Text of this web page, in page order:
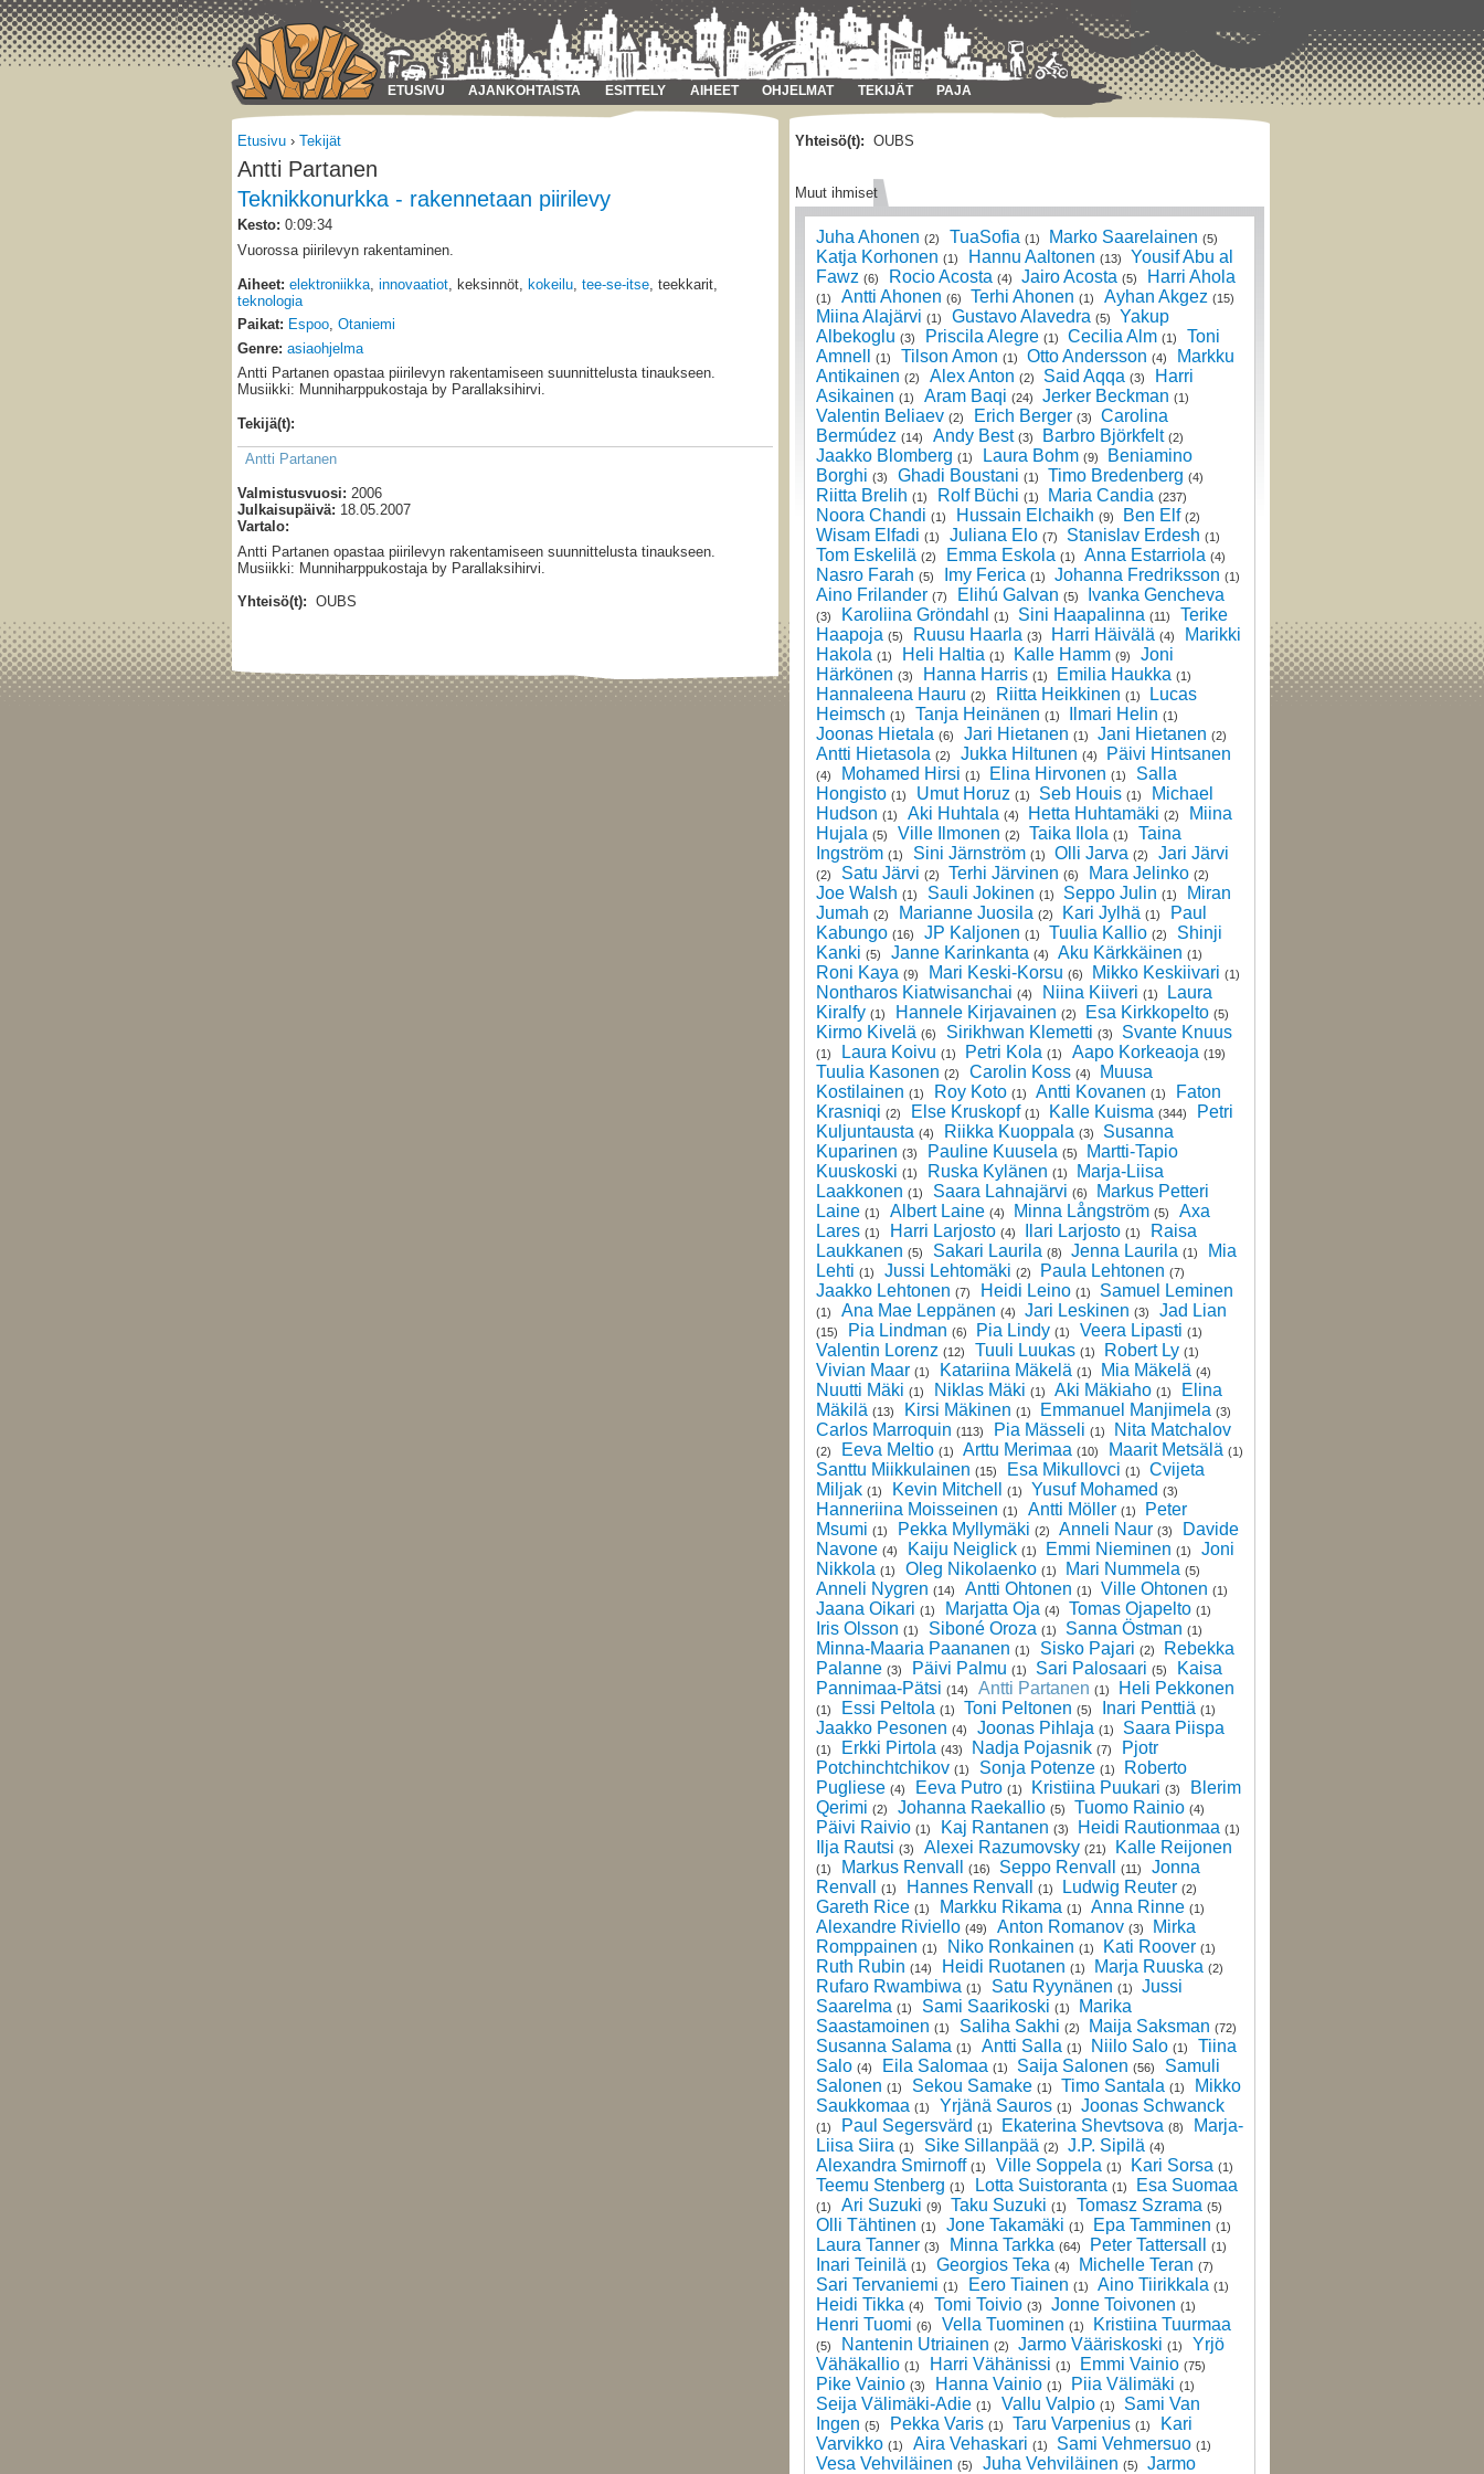
ETUSIVU AJANKOHTAISTA ESITTELY AIHEET OHJELMAT TEKIJÄT PAJA
Etusivu › Tekijät
Antti Partanen
Teknikkonurkka - rakennetaan piirilevy
Kesto: 0:09:34
Vuorossa piirilevyn rakentaminen.
Aiheet: elektroniikka innovaatiot , keksinnöt, kokeilu tee-se-itse , teekkarit,
teknologia
Paikat: Espoo, Otaniemi
Genre: asiaohjelma
Antti Partanen opastaa piirilevyn rakentamiseen suunnittelusta tinaukseen.
Musiikki: Munniharppukostaja by Parallaksihirvi.
Tekijä(t):
Antti Partanen
Valmistusvuosi: 2006
Julkaisupäivä: 18.05.2007
Vartalo:
Antti Partanen opastaa piirilevyn rakentamiseen suunnittelusta tinaukseen.
Musiikki: Munniharppukostaja by Parallaksihirvi.
Yhteisö(t): OUBS
Yhteisö(t): OUBS
Muut ihmiset
Juha Ahonen (2) TuaSofia (1) Marko Saarelainen (5)
Katja Korhonen (1) Hannu Aaltonen (13)
Yousif Abu al
Fawz (6) Rocio Acosta (4) Jairo Acosta (5) Harri Ahola
(1) Antti Ahonen (6) Terhi Ahonen (1) Ayhan Akgez (15)
Miina Alajärvi (1) Gustavo Alavedra (5)
Yakup
Albekoglu (3) Priscila Alegre (1) Cecilia Alm (1)
Toni
Amnell
(1) Tilson Amon (1) Otto Andersson (4)
Markku
Antikainen (2) Alex Anton (2) Said Aqqa (3)
Harri
Asikainen (1) Aram Baqi (24) Jerker Beckman (1)
Valentin Beliaev (2) Erich Berger (3)
Carolina
Bermúdez (14) Andy Best (3) Barbro Björkfelt (2)
Jaakko Blomberg (1) Laura Bohm (9)
Beniamino
Borghi (3) Ghadi Boustani (1) Timo Bredenberg (4)
Riitta Brelih (1) Rolf Büchi (1) Maria Candia (237)
Noora Chandi (1) Hussain Elchaikh (9) Ben Elf (2)
Wisam Elfadi (1) Juliana Elo (7) Stanislav Erdesh (1)
Tom Eskelilä (2) Emma Eskola (1) Anna Estarriola (4)
Nasro Farah (5) Imy Ferica (1) Johanna Fredriksson (1)
Aino Frilander (7) Elihú Galvan (5) Ivanka Gencheva
(3) Karoliina Gröndahl (1) Sini Haapalinna (11)
Terike
Haapoja (5) Ruusu Haarla (3) Harri Häivälä (4)
Marikki
Hakola (1) Heli Haltia (1) Kalle Hamm (9)
Joni
Härkönen (3) Hanna Harris (1) Emilia Haukka (1)
Hannaleena Hauru (2) Riitta Heikkinen (1)
Lucas
Heimsch (1) Tanja Heinänen (1) Ilmari Helin (1)
Joonas Hietala (6) Jari Hietanen (1) Jani Hietanen (2)
Antti Hietasola (2) Jukka Hiltunen (4) Päivi Hintsanen
(4) Mohamed Hirsi (1) Elina Hirvonen (1)
Salla
Hongisto (1) Umut Horuz (1) Seb Houis (1)
Michael
Hudson (1) Aki Huhtala (4) Hetta Huhtamäki (2)
Miina
Hujala (5) Ville Ilmonen (2) Taika Ilola (1)
Taina
Ingström (1) Sini Järnström (1) Olli Jarva (2) Jari Järvi
(2) Satu Järvi (2) Terhi Järvinen (6) Mara Jelinko (2)
Joe Walsh (1) Sauli Jokinen (1) Seppo Julin (1)
Miran
Jumah (2) Marianne Juosila (2) Kari Jylhä (1)
Paul
Kabungo (16) JP Kaljonen (1) Tuulia Kallio (2)
Shinji
Kanki (5) Janne Karinkanta (4) Aku Kärkkäinen (1)
Roni Kaya (9) Mari Keski-Korsu (6) Mikko Keskiivari (1)
Nontharos Kiatwisanchai (4) Niina Kiiveri (1)
Laura
Kiralfy (1) Hannele Kirjavainen (2) Esa Kirkkopelto (5)
Kirmo Kivelä (6) Sirikhwan Klemetti (3) Svante Knuus
(1) Laura Koivu (1) Petri Kola (1) Aapo Korkeaoja (19)
Tuulia Kasonen (2) Carolin Koss (4)
Muusa
Kostilainen (1) Roy Koto (1) Antti Kovanen (1)
Faton
Krasniqi (2) Else Kruskopf (1) Kalle Kuisma (344)
Petri
Kuljuntausta (4) Riikka Kuoppala (3)
Susanna
Kuparinen (3) Pauline Kuusela (5)
Martti-Tapio
Kuuskoski (1) Ruska Kylänen (1)
Marja-Liisa
Laakkonen (1) Saara Lahnajärvi (6)
Markus Petteri
Laine (1) Albert Laine (4) Minna Långström (5)
Axa
Lares (1) Harri Larjosto (4) Ilari Larjosto (1)
Raisa
Laukkanen (5) Sakari Laurila (8) Jenna Laurila (1)
Mia
Lehti (1) Jussi Lehtomäki (2) Paula Lehtonen (7)
Jaakko Lehtonen (7) Heidi Leino (1) Samuel Leminen
(1) Ana Mae Leppänen (4) Jari Leskinen (3) Jad Lian
(15) Pia Lindman (6) Pia Lindy (1) Veera Lipasti (1)
Valentin Lorenz (12) Tuuli Luukas (1) Robert Ly (1)
Vivian Maar (1) Katariina Mäkelä (1) Mia Mäkelä (4)
Nuutti Mäki (1) Niklas Mäki (1) Aki Mäkiaho (1)
Elina
Mäkilä (13) Kirsi Mäkinen (1) Emmanuel Manjimela (3)
Carlos Marroquin (113) Pia Mässeli (1) Nita Matchalov
(2) Eeva Meltio (1) Arttu Merimaa (10) Maarit Metsälä (1)
Santtu Miikkulainen (15) Esa Mikullovci (1)
Cvijeta
Miljak (1) Kevin Mitchell (1) Yusuf Mohamed (3)
Hanneriina Moisseinen (1) Antti Möller (1)
Peter
Msumi (1) Pekka Myllymäki (2) Anneli Naur (3)
Davide
Navone (4) Kaiju Neiglick (1) Emmi Nieminen (1)
Joni
Nikkola (1) Oleg Nikolaenko (1) Mari Nummela (5)
Anneli Nygren (14) Antti Ohtonen (1) Ville Ohtonen (1)
Jaana Oikari (1) Marjatta Oja (4) Tomas Ojapelto (1)
Iris Olsson (1) Siboné Oroza (1) Sanna Östman (1)
Minna-Maaria Paananen (1) Sisko Pajari (2)
Rebekka
Palanne (3) Päivi Palmu (1) Sari Palosaari (5)
Kaisa
Pannimaa-Pätsi (14) Antti Partanen (1) Heli Pekkonen
(1) Essi Peltola (1) Toni Peltonen (5) Inari Penttiä (1)
Jaakko Pesonen (4) Joonas Pihlaja (1) Saara Piispa
(1) Erkki Pirtola (43) Nadja Pojasnik (7)
Pjotr
Potchinchtchikov (1) Sonja Potenze (1)
Roberto
Pugliese (4) Eeva Putro (1) Kristiina Puukari (3)
Blerim
Qerimi (2) Johanna Raekallio (5) Tuomo Rainio (4)
Päivi Raivio (1) Kaj Rantanen (3) Heidi Rautionmaa (1)
Ilja Rautsi (3) Alexei Razumovsky (21) Kalle Reijonen
(1) Markus Renvall (16) Seppo Renvall (11)
Jonna
Renvall
(1) Hannes Renvall (1) Ludwig Reuter (2)
Gareth Rice (1) Markku Rikama (1) Anna Rinne (1)
Alexandre Riviello (49) Anton Romanov (3)
Mirka
Romppainen (1) Niko Ronkainen (1) Kati Roover (1)
Ruth Rubin (14) Heidi Ruotanen (1) Marja Ruuska (2)
Rufaro Rwambiwa (1) Satu Ryynänen (1)
Jussi
Saarelma (1) Sami Saarikoski (1)
Marika
Saastamoinen (1) Saliha Sakhi (2) Maija Saksman (72)
Susanna Salama (1) Antti Salla (1) Niilo Salo (1)
Tiina
Salo (4) Eila Salomaa (1) Saija Salonen (56)
Samuli
Salonen (1) Sekou Samake (1) Timo Santala (1)
Mikko
Saukkomaa (1) Yrjänä Sauros (1) Joonas Schwanck
(1) Paul Segersvärd (1) Ekaterina Shevtsova (8)
Marja-
Liisa Siira (1) Sike Sillanpää (2) J.P. Sipilä (4)
Alexandra Smirnoff (1) Ville Soppela (1) Kari Sorsa (1)
Teemu Stenberg (1) Lotta Suistoranta (1) Esa Suomaa
(1) Ari Suzuki (9) Taku Suzuki (1) Tomasz Szrama (5)
Olli Tähtinen (1) Jone Takamäki (1) Epa Tamminen (1)
Laura Tanner (3) Minna Tarkka (64) Peter Tattersall (1)
Inari Teinilä (1) Georgios Teka (4) Michelle Teran (7)
Sari Tervaniemi (1) Eero Tiainen (1) Aino Tiirikkala (1)
Heidi Tikka (4) Tomi Toivio (3) Jonne Toivonen (1)
Henri Tuomi (6) Vella Tuominen (1) Kristiina Tuurmaa
(5) Nantenin Utriainen (2) Jarmo Vääriskoski (1)
Yrjö
Vähäkallio (1) Harri Vähänissi (1) Emmi Vainio (75)
Pike Vainio (3) Hanna Vainio (1) Piia Välimäki (1)
Seija Välimäki-Adie (1) Vallu Valpio (1)
Sami Van
Ingen (5) Pekka Varis (1) Taru Varpenius (1)
Kari
Varvikko (1) Aira Vehaskari (1) Sami Vehmersuo (1)
Vesa Vehviläinen (5) Juha Vehviläinen (5)
Jarmo